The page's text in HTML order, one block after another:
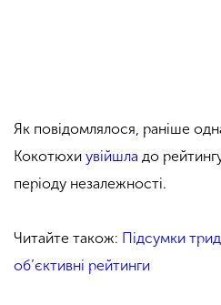
Як повідомлялося, раніше
Кокотюхи увійшла до
періоду незалежності.
Читайте також: Підсумки
об’єктивні рейтинги